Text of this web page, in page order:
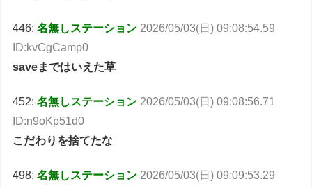
446:名無しステーション 2026/05/03(日) 09:08:54.59
ID:kvCgCamp0
saveまではいえた草
452:名無しステーション 2026/05/03(日) 09:08:56.71
ID:n9oKp51d0
こだわりを捨てたな
498:名無しステーション 2026/05/03(日) 09:09:53.29